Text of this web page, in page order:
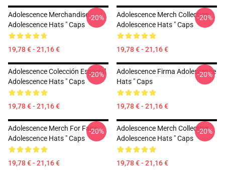
Adolescence Merchandise
Adolescence Hats " Caps
19,78 € - 21,16 €
-20%
Adolescence Merch Collection
Adolescence Hats " Caps
19,78 € - 21,16 €
-20%
Adolescence Colección Especial
Adolescence Hats " Caps
19,78 € - 21,16 €
-20%
Adolescence Firma Adolescence
Hats " Caps
19,78 € - 21,16 €
-20%
Adolescence Merch For Fans
Adolescence Hats " Caps
19,78 € - 21,16 €
-20%
Adolescence Merch Collection
Adolescence Hats " Caps
19,78 € - 21,16 €
-20%